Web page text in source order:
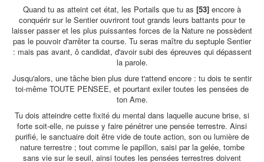
Quand tu as atteint cet état, les Portails que tu as [53] encore à
conquérir sur le Sentier ouvriront tout grands leurs battants pour te
laisser passer et les plus puissantes forces de la Nature ne possèdent
pas le pouvoir d'arrêter ta course. Tu seras maître du septuple Sentier
: mais pas avant, ô candidat, d'avoir subi des épreuves qui dépassent
la parole.
Jusqu'alors, une tâche bien plus dure t'attend encore : tu dois te sentir
toi-même TOUTE PENSEE, et pourtant exiler toutes les pensées de
ton Ame.
Tu dois atteindre cette fixité du mental dans laquelle aucune brise, si
forte soit-elle, ne puisse y faire pénétrer une pensée terrestre. Ainsi
purifié, le sanctuaire doit être vide de toute action, son ou lumière de
nature terrestre ; tout comme le papillon, saisi par la gelée, tombe
sans vie sur le seuil, ainsi toutes les pensées terrestres doivent